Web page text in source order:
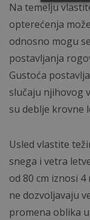
Na temelju
opterećenja
odnosno mogu
postavljanja
Gustoća
slučaju njihovog
su deblje krovne
Usled vlastite
snega i vetra
od 80 cm iznosi
ne dozvoljavaju
promena oblika